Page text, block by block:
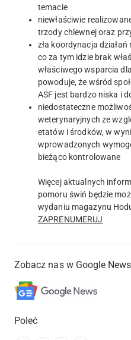
temacie
niewłaściwie
trzody chlewnej oraz
zła koordynacja
co za tym idzie brak
właściwego wsparcia
powoduje, że wśród
ASF jest bardzo niska i
niedostateczne
weterynaryjnych ze
etatów i środków, w
wprowadzonych
bieżąco kontrolowane
Więcej aktualnych
pomoru świń będzie
wydaniu magazynu
ZAPRENUMERUJ
Zobacz nas w Google News
Poleć